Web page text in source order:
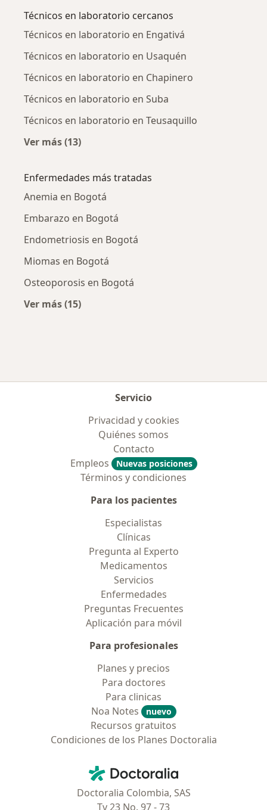
Técnicos en laboratorio cercanos
Técnicos en laboratorio en Engativá
Técnicos en laboratorio en Usaquén
Técnicos en laboratorio en Chapinero
Técnicos en laboratorio en Suba
Técnicos en laboratorio en Teusaquillo
Ver más (13)
Enfermedades más tratadas
Anemia en Bogotá
Embarazo en Bogotá
Endometriosis en Bogotá
Miomas en Bogotá
Osteoporosis en Bogotá
Ver más (15)
Servicio
Privacidad y cookies
Quiénes somos
Contacto
Empleos
Nuevas posiciones
Términos y condiciones
Para los pacientes
Especialistas
Clínicas
Pregunta al Experto
Medicamentos
Servicios
Enfermedades
Preguntas Frecuentes
Aplicación para móvil
Para profesionales
Planes y precios
Para doctores
Para clinicas
Noa Notes
nuevo
Recursos gratuitos
Condiciones de los Planes Doctoralia
Doctoralia - Página de inicio
Doctoralia Colombia, SAS
Tv 23 No. 97 - 73